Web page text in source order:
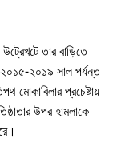
তার বাড়িতে
২০১৫-২০১৯ সাল পর্যন্ত
মোকাবিলার প্রচেষ্টায়
উপর হামলাকে